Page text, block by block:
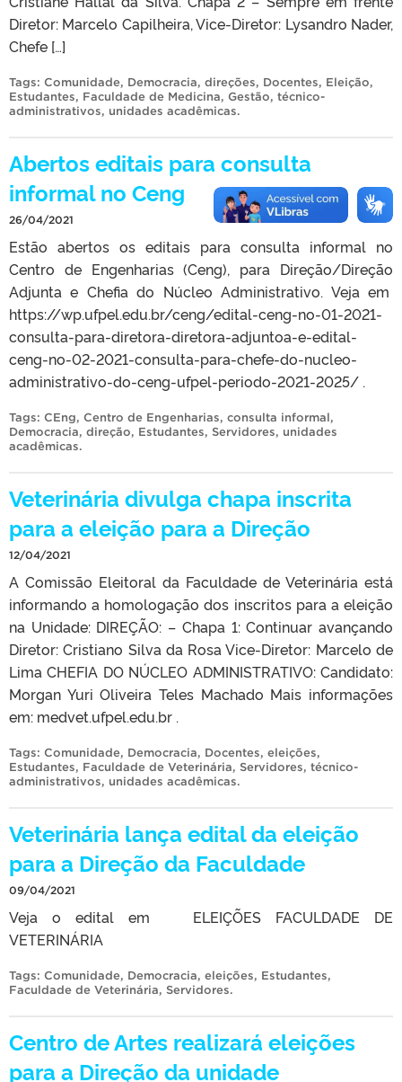
Diretor: Marcelo Capilheira, Vice-Diretor: Lysandro Nader,
Chefe […]
Tags: Comunidade, Democracia, direções, Docentes, Eleição,
Estudantes, Faculdade de Medicina, Gestão, técnico-
administrativos, unidades acadêmicas.
Abertos editais para consulta
informal no Ceng
26/04/2021
Estão abertos os editais para consulta informal no
Centro de Engenharias (Ceng), para Direção/Direção
Adjunta e Chefia do Núcleo Administrativo. Veja em
https://wp.ufpel.edu.br/ceng/edital-ceng-no-01-2021-
consulta-para-diretora-diretora-adjuntoa-e-edital-
ceng-no-02-2021-consulta-para-chefe-do-nucleo-
administrativo-do-ceng-ufpel-periodo-2021-2025/ .
Tags: CEng, Centro de Engenharias, consulta informal,
Democracia, direção, Estudantes, Servidores, unidades
acadêmicas.
Veterinária divulga chapa inscrita
para a eleição para a Direção
12/04/2021
A Comissão Eleitoral da Faculdade de Veterinária está
informando a homologação dos inscritos para a eleição
na Unidade: DIREÇÃO: – Chapa 1: Continuar avançando
Diretor: Cristiano Silva da Rosa Vice-Diretor: Marcelo de
Lima CHEFIA DO NÚCLEO ADMINISTRATIVO: Candidato:
Morgan Yuri Oliveira Teles Machado Mais informações
em: medvet.ufpel.edu.br .
Tags: Comunidade, Democracia, Docentes, eleições,
Estudantes, Faculdade de Veterinária, Servidores, técnico-
administrativos, unidades acadêmicas.
Veterinária lança edital da eleição
para a Direção da Faculdade
09/04/2021
Veja o edital em ELEIÇÕES FACULDADE DE
VETERINÁRIA
Tags: Comunidade, Democracia, eleições, Estudantes,
Faculdade de Veterinária, Servidores.
Centro de Artes realizará eleições
para a Direção da unidade